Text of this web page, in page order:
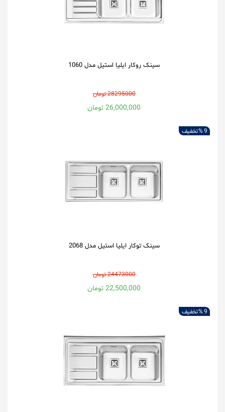
سینک روکار ایلیا استیل مدل 1060
28295000 تومان
26,000,000 تومان
9 % تخفیف
سینک توکار ایلیا استیل مدل 2068
24473000 تومان
22,500,000 تومان
9 % تخفیف